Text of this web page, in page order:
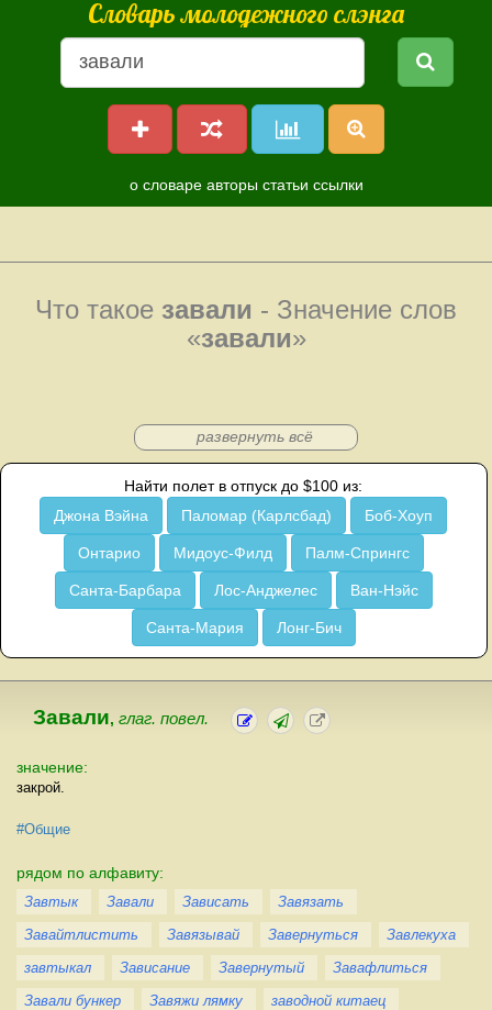
Словарь молодежного слэнга
о словаре авторы статьи ссылки
Что такое завали - Значение слов
«завали»
развернуть всё
Найти полет в отпуск до $100 из:
Джона Вэйна
Паломар (Карлсбад) Боб-Хоуп
Онтарио Мидоус-Филд Палм-Спрингс
Санта-Барбара Лос-Анджелес Ван-Нэйс
Санта-Мария Лонг-Бич
Завали, глаг. повел.
значение:
закрой.
#Общие
рядом по алфавиту:
Завтык Завали Зависать
Завязать
Завайтлистить
Завязывай Завернуться
Завлекуха
завтыкал
Зависание Завернутый
Завафлиться
Завали бункер
Завяжи лямку
заводной китаец